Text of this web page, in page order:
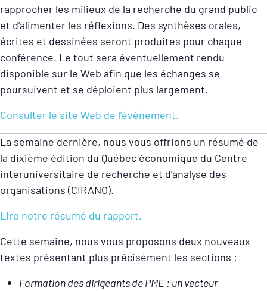
rapprocher les milieux de la recherche du grand public
et d’alimenter les réflexions. Des synthèses orales,
écrites et dessinées seront produites pour chaque
conférence. Le tout sera éventuellement rendu
disponible sur le Web afin que les échanges se
poursuivent et se déploient plus largement.
Consulter le site Web de l’événement.
La semaine dernière, nous vous offrions un résumé de
la dixième édition du Québec économique du Centre
interuniversitaire de recherche et d’analyse des
organisations (CIRANO).
Lire notre résumé du rapport.
Cette semaine, nous vous proposons deux nouveaux
textes présentant plus précisément les sections :
Formation des dirigeants de PME : un vecteur